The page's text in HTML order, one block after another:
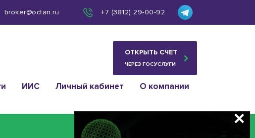
broker@octan.ru +7 (3812) 29-00-92
ОТКРЫТЬ СЧЕТ
ЧЕРЕЗ ГОСУСЛУГИ
ИИС Личный кабинет О компании